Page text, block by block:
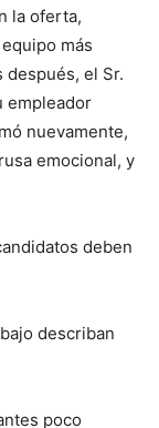
la oferta,
más
después, el Sr.
empleador
nuevamente,
emocional, y
deben
describan
poco